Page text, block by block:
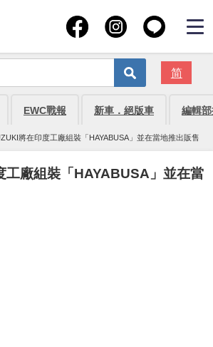
简
EWC戰報 新車．絕版車 編輯
將在印度工廠組裝「HAYABUSA」並在當地推出販售
工廠組裝「HAYABUSA」並在當